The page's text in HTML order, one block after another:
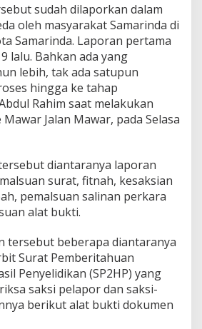
sudah dilaporkan dalam
oleh masyarakat Samarinda di
Samarinda. Laporan pertama
lalu. Bahkan ada yang
lebih, tak ada satupun
hingga ke tahap
Rahim saat melakukan
Jalan Mawar, pada Selasa
diantaranya laporan
surat, fitnah, kesaksian
pemalsuan salinan perkara
alat bukti.
tersebut beberapa diantaranya
Surat Pemberitahuan
Penyelidikan (SP2HP) yang
saksi pelapor dan saksi-
berikut alat bukti dokumen